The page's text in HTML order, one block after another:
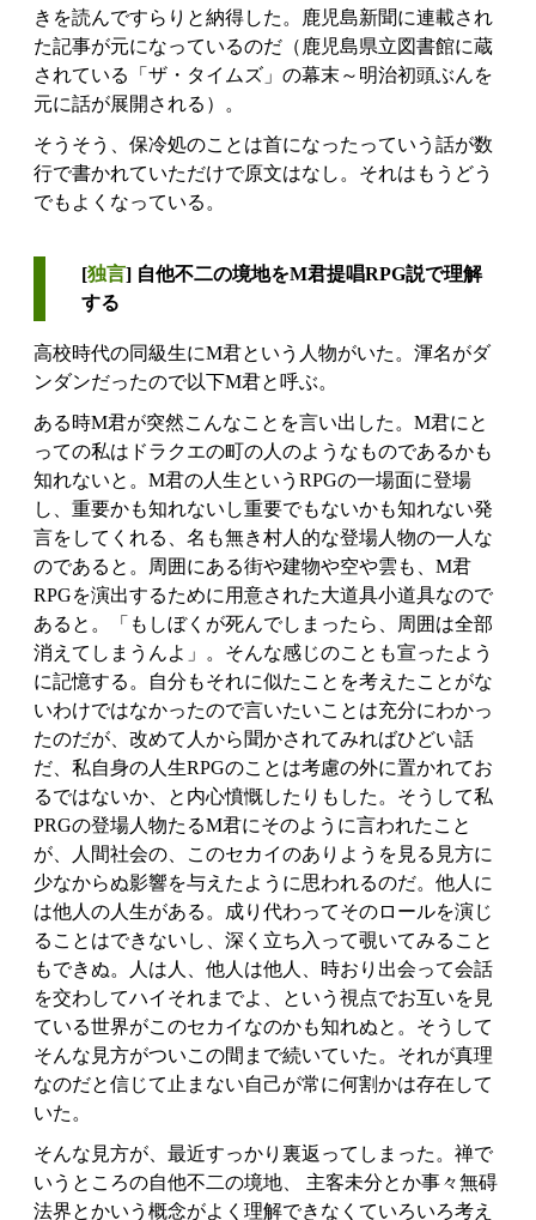
きを読んですらりと納得した。鹿児島新聞に連載され
た記事が元になっているのだ（鹿児島県立図書館に蔵
されている「ザ・タイムズ」の幕末～明治初頭ぶんを
元に話が展開される）。
そうそう、保冷処のことは首になったっていう話が数
行で書かれていただけで原文はなし。それはもうどう
でもよくなっている。
[独言] 自他不二の境地をM君提唱RPG説で理解
する
高校時代の同級生にM君という人物がいた。渾名がダ
ンダンだったので以下M君と呼ぶ。
ある時M君が突然こんなことを言い出した。M君にと
っての私はドラクエの町の人のようなものであるかも
知れないと。M君の人生というRPGの一場面に登場
し、重要かも知れないし重要でもないかも知れない発
言をしてくれる、名も無き村人的な登場人物の一人な
のであると。周囲にある街や建物や空や雲も、M君
RPGを演出するために用意された大道具小道具なので
あると。「もしぼくが死んでしまったら、周囲は全部
消えてしまうんよ」。そんな感じのことも宣ったよう
に記憶する。自分もそれに似たことを考えたことがな
いわけではなかったので言いたいことは充分にわかっ
たのだが、改めて人から聞かされてみればひどい話
だ、私自身の人生RPGのことは考慮の外に置かれてお
るではないか、と内心憤慨したりもした。そうして私
PRGの登場人物たるM君にそのように言われたこと
が、人間社会の、このセカイのありようを見る見方に
少なからぬ影響を与えたように思われるのだ。他人に
は他人の人生がある。成り代わってそのロールを演じ
ることはできないし、深く立ち入って覗いてみること
もできぬ。人は人、他人は他人、時おり出会って会話
を交わしてハイそれまでよ、という視点でお互いを見
ている世界がこのセカイなのかも知れぬと。そうして
そんな見方がついこの間まで続いていた。それが真理
なのだと信じて止まない自己が常に何割かは存在して
いた。
そんな見方が、最近すっかり裏返ってしまった。禅で
いうところの自他不二の境地、 主客未分とか事々無碍
法界とかいう概念がよく理解できなくていろいろ考え